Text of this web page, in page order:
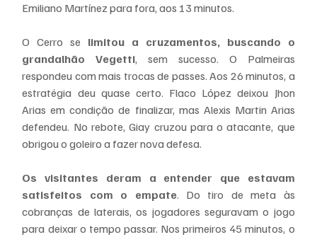
Emiliano Martínez para fora, aos 13 minutos.
O Cerro se limitou a cruzamentos, buscando o
grandalhão Vegetti, sem sucesso. O Palmeiras
respondeu com mais trocas de passes. Aos 26 minutos, a
estratégia deu quase certo. Flaco López deixou Jhon
Arias em condição de finalizar, mas Alexis Martin Arias
defendeu. No rebote, Giay cruzou para o atacante, que
obrigou o goleiro a fazer nova defesa.
Os visitantes deram a entender que estavam
satisfeitos com o empate. Do tiro de meta às
cobranças de laterais, os jogadores seguravam o jogo
para deixar o tempo passar. Nos primeiros 45 minutos, o